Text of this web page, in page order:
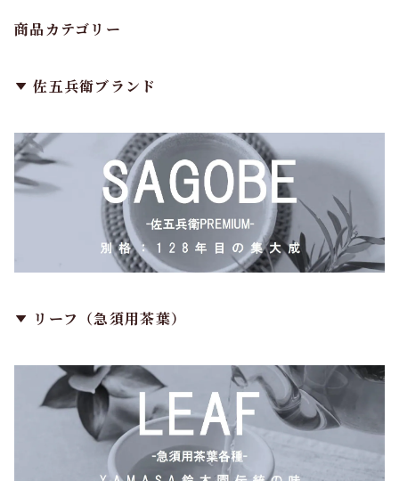
商品カテゴリー
佐五兵衛ブランド
リーフ（急須用茶葉）